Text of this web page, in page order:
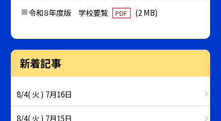
令和８年度版 学校要覧 PDF (2 MB)
新着記事
8/4( 火 ) 7月16日
8/4( 火 ) 7月15日